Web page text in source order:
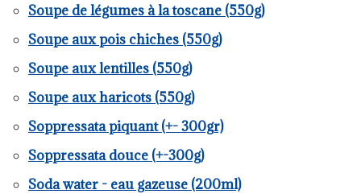
Soupe de légumes à la toscane (550g)
Soupe aux pois chiches (550g)
Soupe aux lentilles (550g)
Soupe aux haricots (550g)
Soppressata piquant (+- 300gr)
Soppressata douce (+-300g)
Soda water - eau gazeuse (200ml)